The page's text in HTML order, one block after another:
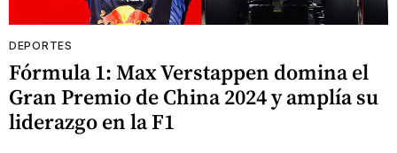
DEPORTES
Fórmula 1: Max Verstappen domina el
Gran Premio de China 2024 y amplía su
liderazgo en la F1